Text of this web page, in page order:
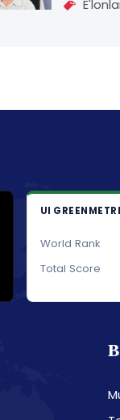
UI
World Rank
Total Score